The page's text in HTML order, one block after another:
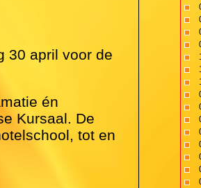
30 april voor de
én
Kursaal. De
tot en